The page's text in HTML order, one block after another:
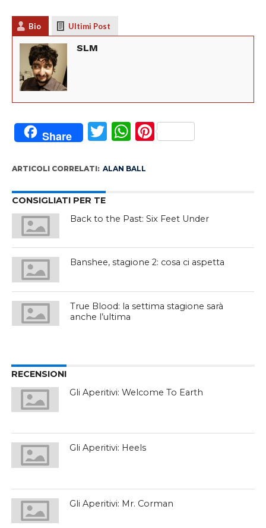
Bio Ultimi Post
SLM
Share Twitter
WhatsApp
Pinterest
ARTICOLI CORRELATI: ALAN BALL
CONSIGLIATI PER TE
Back to the Past: Six Feet Under
Banshee, stagione 2: cosa ci aspetta
True Blood: la settima stagione sarà
anche l’ultima
RECENSIONI
Gli Aperitivi: Welcome To Earth
Gli Aperitivi: Heels
Gli Aperitivi: Mr. Corman